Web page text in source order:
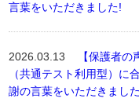
言葉をいただきました!
2026.03.13
【保護者
（共通テスト利用型）に
謝の言葉をいただきまし